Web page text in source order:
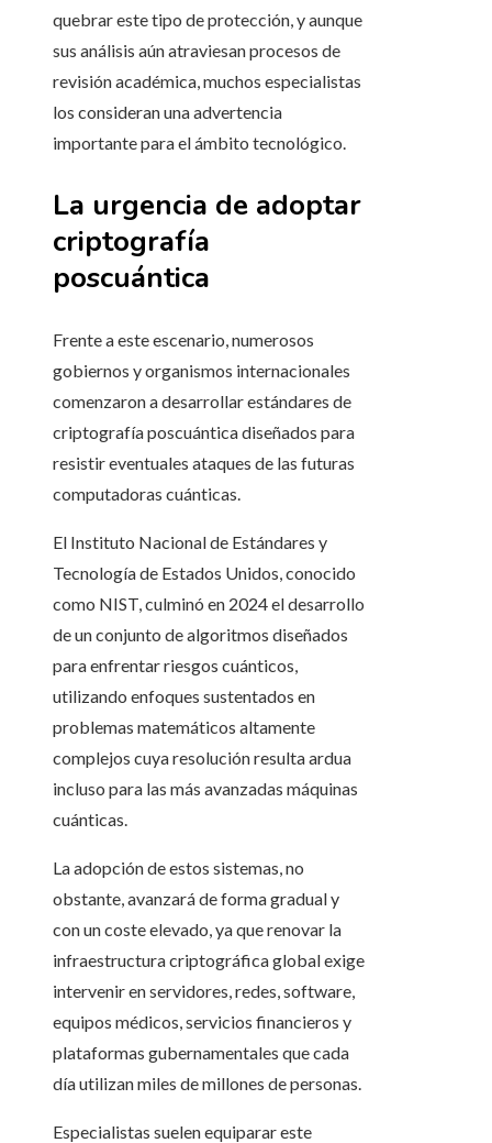
quebrar este tipo de protección, y aunque
sus análisis aún atraviesan procesos de
revisión académica, muchos especialistas
los consideran una advertencia
importante para el ámbito tecnológico.
La urgencia de adoptar
criptografía
poscuántica
Frente a este escenario, numerosos
gobiernos y organismos internacionales
comenzaron a desarrollar estándares de
criptografía poscuántica diseñados para
resistir eventuales ataques de las futuras
computadoras cuánticas.
El Instituto Nacional de Estándares y
Tecnología de Estados Unidos, conocido
como NIST, culminó en 2024 el desarrollo
de un conjunto de algoritmos diseñados
para enfrentar riesgos cuánticos,
utilizando enfoques sustentados en
problemas matemáticos altamente
complejos cuya resolución resulta ardua
incluso para las más avanzadas máquinas
cuánticas.
La adopción de estos sistemas, no
obstante, avanzará de forma gradual y
con un coste elevado, ya que renovar la
infraestructura criptográfica global exige
intervenir en servidores, redes, software,
equipos médicos, servicios financieros y
plataformas gubernamentales que cada
día utilizan miles de millones de personas.
Especialistas suelen equiparar este